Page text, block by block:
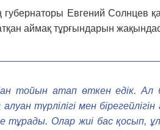
Евгений Солнцев
аймақ тұрғындарын
той­ын атап өткен едік. Ал
алуан түрлілігі мен
Олар жиі бас қосып,